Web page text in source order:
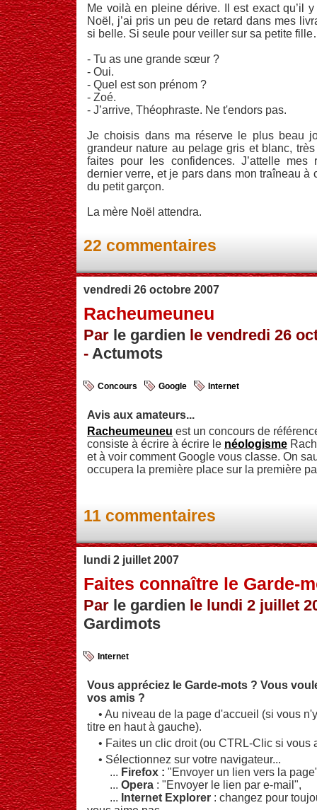
Me voilà en pleine dérive. Il est exact qu’il
Noël, j’ai pris un peu de retard dans mes
si belle. Si seule pour veiller sur sa petite
- Tu as une grande sœur ?
- Oui.
- Quel est son prénom ?
- Zoé.
- J’arrive, Théophraste. Ne t'endors pas.
Je choisis dans ma réserve le plus beau
grandeur nature au pelage gris et blanc,
faites pour les confidences. J’attelle
dernier verre, et je pars dans mon traîneau à
du petit garçon.
La mère Noël attendra.
22 commentaires
vendredi 26 octobre 2007
Racheumeuneu
Par le gardien le vendredi 26
- Actumots
Concours Google Internet
Avis aux amateurs...
Racheumeuneu est un concours de
consiste à écrire à écrire le néologisme
et à voir comment Google vous classe. On
occupera la première place sur la première
11 commentaires
lundi 2 juillet 2007
Faites connaître le Garde-
Par le gardien le lundi 2 juillet
Gardimots
Internet
Vous appréciez le Garde-mots ? Vous
vos amis ?
• Au niveau de la page d'accueil (si vous
titre en haut à gauche).
• Faites un clic droit (ou CTRL-Clic si vous
• Sélectionnez sur votre navigateur...
... Firefox : "Envoyer un lien vers la
... Opera : "Envoyer le lien par e-mail",
... Internet Explorer : changez pour